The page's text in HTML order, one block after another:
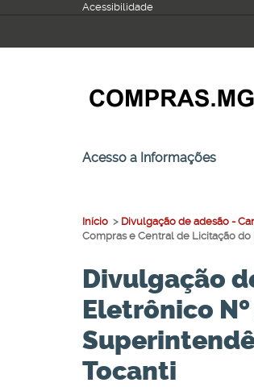
o
Acessibilidade
Acesso a Informações
Início > Divulgação de adesão -
Compras e Central de Licitação do
Divulgação
Eletrônico
Tocanti